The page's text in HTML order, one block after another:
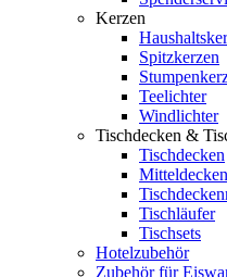
Kerzen
Spitzkerzen
Teelichter
Windlichter
Tischdecken &
Tischdecken
Mitteldecken
Tischläufer
Tischsets
Hotelzubehör
Zubehör für